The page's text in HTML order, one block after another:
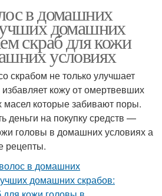
в домашних
домашних
скраб для кожи
условиях
скрабом не только улучшает
кожу от омертвевших
масел которые забивают поры.
деньги на покупку средств —
головы в домашних условиях а
рецепты.